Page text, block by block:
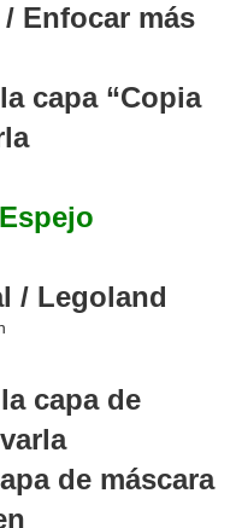
Enfocar más
capa “Copia
/ Legoland
capa de
de máscara